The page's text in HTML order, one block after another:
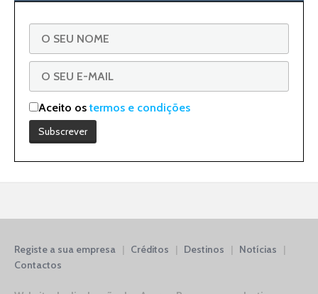
Aceito ostermos e condições
Registe a sua empresa | Créditos | Destinos | Notícias |
Contactos